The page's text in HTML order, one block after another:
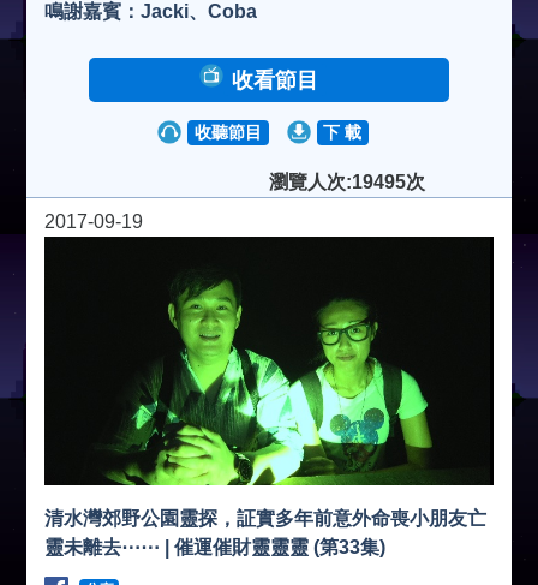
鳴謝嘉賓：Jacki、Coba
收看節目
收聽節目 下 載
瀏覽人次:19495次
2017-09-19
清水灣郊野公園靈探，証實多年前意外命喪小朋友亡
靈未離去⋯⋯ | 催運催財靈靈靈 (第33集)